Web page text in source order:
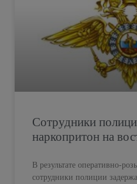
Сотрудники
наркопритон на
В результате оперативно-
сотрудники полиции